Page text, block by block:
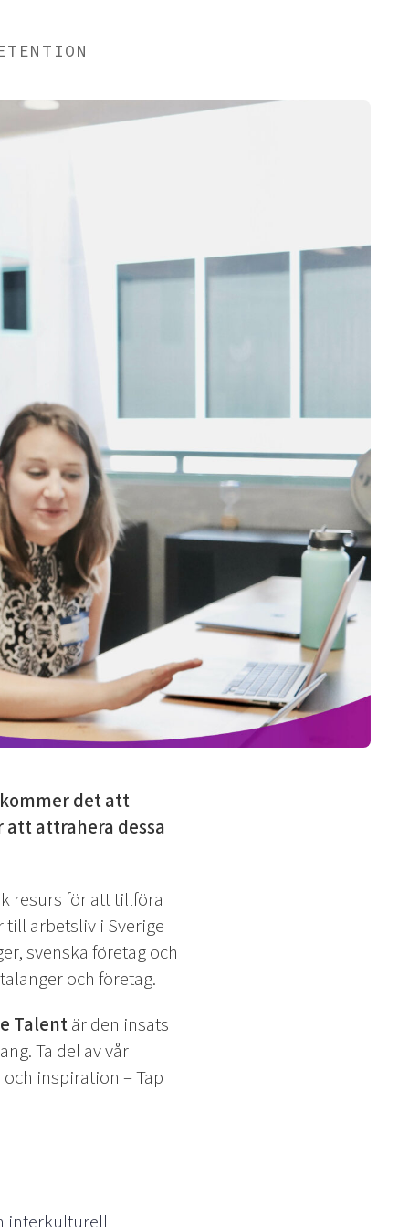
det att
att attrahera dessa
resurs för att tillföra
arbetsliv i Sverige
svenska företag och
och företag.
Talentär den insats
Ta del av vår
inspiration – Tap
interkulturell